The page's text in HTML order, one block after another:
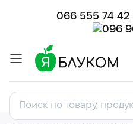
066 555 74 42